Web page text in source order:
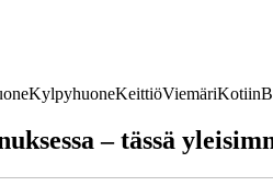
KylpyhuoneKeittiöViemäriKotiin
– tässä